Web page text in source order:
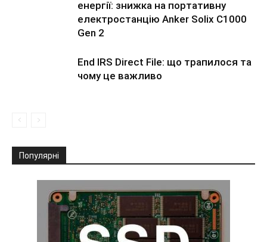
енергії: знижка на портативну
електростанцію Anker Solix C1000
Gen 2
End IRS Direct File: що трапилося та
чому це важливо
Популярні